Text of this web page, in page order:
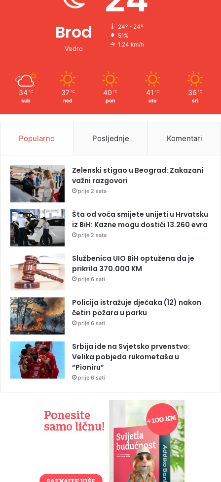
Brod
Vedro
24º - 24º
51%
1.24 km/h
34 ℃
sub
37 ℃
ned
40 ℃
pon
41 ℃
uto
36 ℃
sri
Popularno Posljednje Komentari
Zelenski stigao u Beograd: Zakazani
važni razgovori
prije 2 sata
Šta od voća smijete unijeti u Hrvatsku
iz BiH: Kazne mogu dostići 13.260 evra
prije 2 sata
Službenica UIO BiH optužena da je
prikrila 370.000 KM
prije 6 sati
Policija istražuje dječaka (12) nakon
četiri požara u parku
prije 6 sati
Srbija ide na Svjetsko prvenstvo:
Velika pobjeda rukometaša u
“Pioniru”
prije 6 sati